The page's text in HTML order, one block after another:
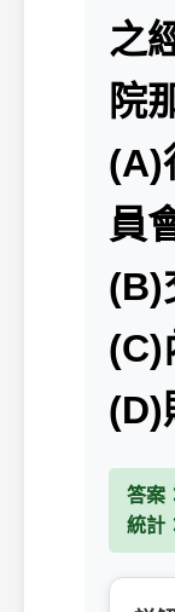
之
院
(A)
員
(B)
(C)
(D)
答案
統計